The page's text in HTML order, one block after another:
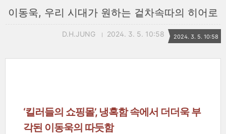
이동욱, 우리 시대가 원하는 겉차속따의 히어로
D.H.JUNG 2024. 3. 5. 10:58 2024. 3. 5. 10:58
‘킬러들의 쇼핑몰’, 냉혹함 속에서 더더욱 부
각된 이동욱의 따듯함